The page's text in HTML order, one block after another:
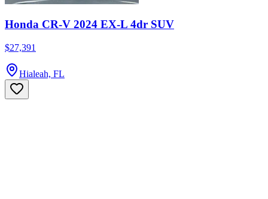
Honda CR-V 2024 EX-L 4dr SUV
$27,391
Hialeah, FL